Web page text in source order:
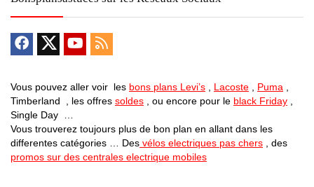
Vous pouvez aller voir les bons plans Levi’s , Lacoste , Puma ,
Timberland , les offres soldes , ou encore pour le black Friday ,
Single Day …
Vous trouverez toujours plus de bon plan en allant dans les
differentes catégories … Des vélos electriques pas chers , des
promos sur des centrales electrique mobiles